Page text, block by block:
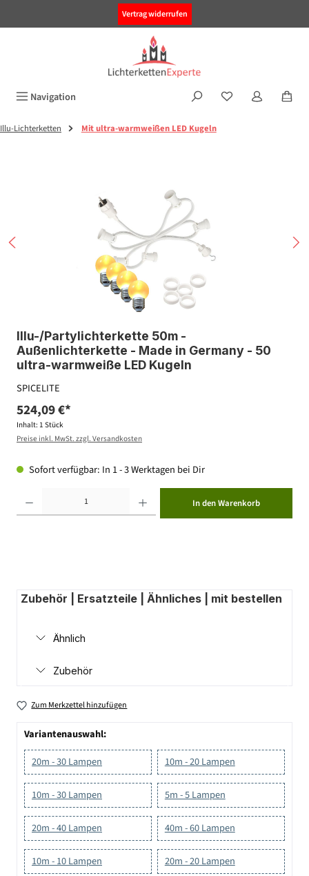
Vertrag widerrufen
Navigation
Illu-Lichterketten Mit ultra-warmweißen LED Kugeln
Illu-/Partylichterkette 50m -
Außenlichterkette - Made in Germany - 50
ultra-warmweiße LED Kugeln
SPICELITE
524,09 €*
Inhalt: 1 Stück
Preise inkl. MwSt. zzgl. Versandkosten
Sofort verfügbar: In 1 - 3 Werktagen bei Dir
In den Warenkorb
Zubehör | Ersatzteile | Ähnliches | mit bestellen
Ähnlich
Zubehör
Zum Merkzettel hinzufügen
Variantenauswahl:
20m - 30 Lampen
10m - 20 Lampen
10m - 30 Lampen 5m - 5 Lampen
20m - 40 Lampen 40m - 60 Lampen
10m - 10 Lampen 20m - 20 Lampen